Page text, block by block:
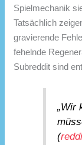
Spielmechanik
Tatsächlich
gravierende
fehelnde
Subreddit sind
„Wir
(